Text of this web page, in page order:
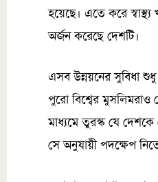
হয়েছে। এতে করে
অর্জন করেছে দেশটি।
এসব উন্নয়নের সুবিধা
পুরো বিশ্বের
মাধ্যমে তুরস্ক যে
সে অনুযায়ী পদক্ষেপ